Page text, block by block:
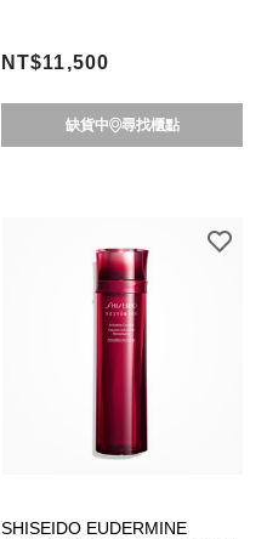
NT$11,500
缺貨中 尋找櫃點
SHISEIDO EUDERMINE